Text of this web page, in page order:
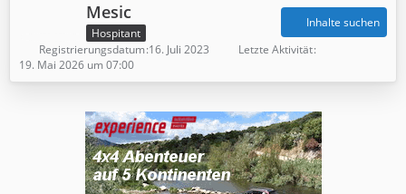
Mesic
Hospitant
Inhalte suchen
Registrierungsdatum 16. Juli 2023
Letzte Aktivität
19. Mai 2026 um 07:00